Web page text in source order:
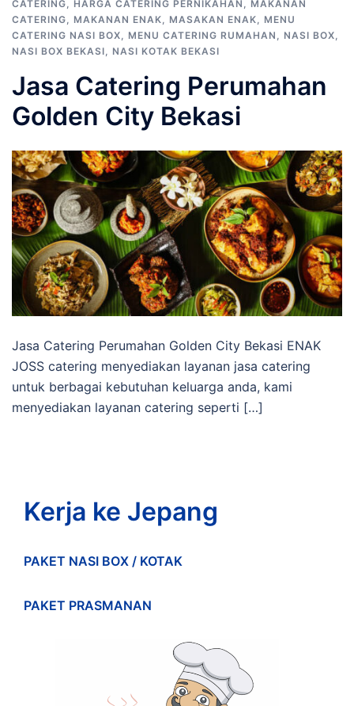
CATERING, HARGA CATERING PERNIKAHAN , MAKANAN
CATERING, MAKANAN ENAK, MASAKAN ENAK, MENU
CATERING NASI BOX, MENU CATERING RUMAHAN , NASI BOX,
NASI BOX BEKASI, NASI KOTAK BEKASI
Jasa Catering Perumahan
Golden City Bekasi
Jasa Catering Perumahan Golden City Bekasi ENAK
JOSS catering menyediakan layanan jasa catering
untuk berbagai kebutuhan keluarga anda, kami
menyediakan layanan catering seperti […]
Kerja ke Jepang
PAKET NASI BOX / KOTAK
PAKET PRASMANAN